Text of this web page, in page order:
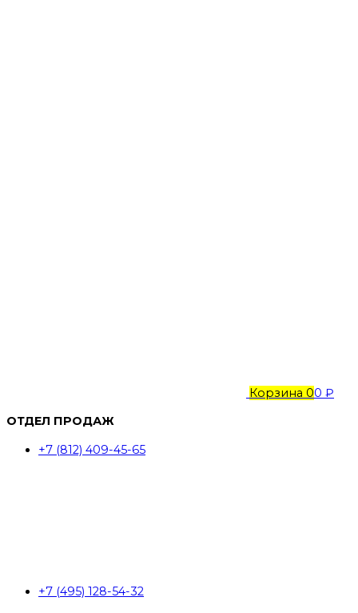
Корзина 00 ₽
ОТДЕЛ ПРОДАЖ
+7 (812) 409-45-65
+7 (495) 128-54-32